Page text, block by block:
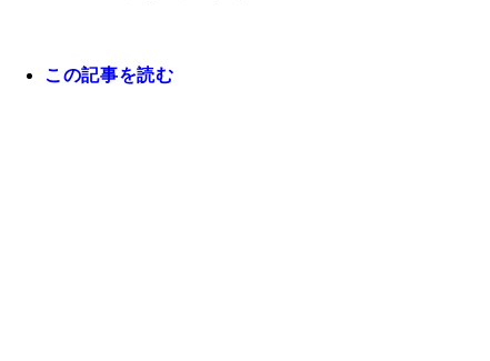
この記事を読む